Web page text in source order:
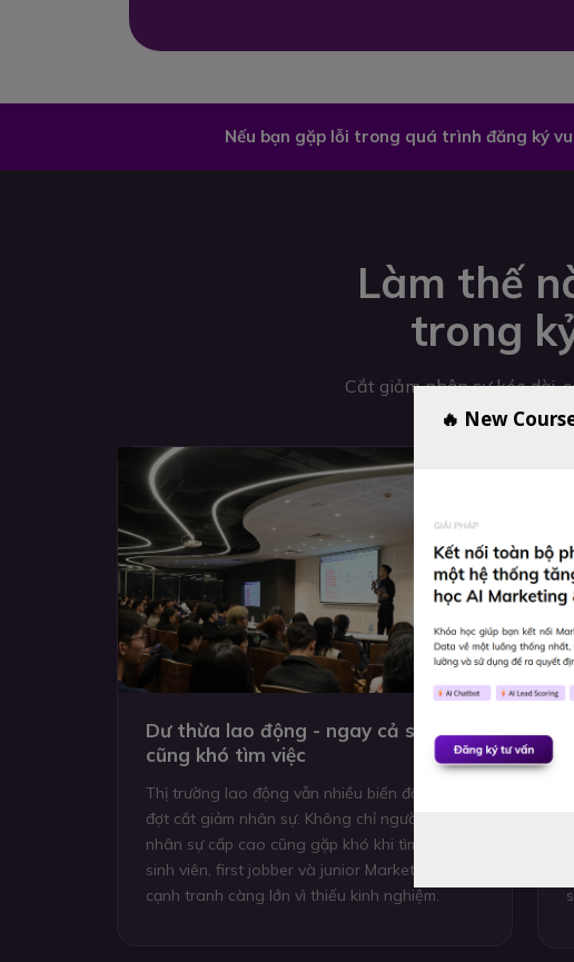
Nếu bạn gặp lỗi trong quá trình đăng ký
Làm thế
trong
Cắt giảm nhân sự kéo dài,
Dư thừa lao động - ngay cả senior
cũng khó tìm việc
Thị trường lao động vẫn nhiều biến động sau các
đợt cắt giảm nhân sự. Không chỉ người trẻ mà cả
nhân sự cấp cao cũng gặp khó khi tìm việc. Với
sinh viên, first jobber và junior Marketing, áp lực
cạnh tranh càng lớn vì thiếu kinh nghiệm.
🔥 New